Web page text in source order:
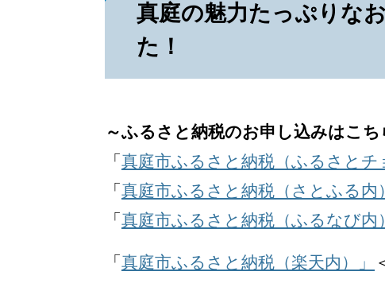
真庭の魅力たっぷりな
た！
～ふるさと納税のお申し込みはこち
「 真庭市ふるさと納税（ふるさとチ
「 真庭市ふるさと納税（さとふる内）
「 真庭市ふるさと納税（ふるなび内）
「 真庭市ふるさと納税（楽天内）」